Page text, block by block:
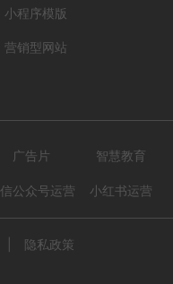
小程序模版
营销型网站
广告片 智慧教育
公众号运营 小红书运营
隐私政策